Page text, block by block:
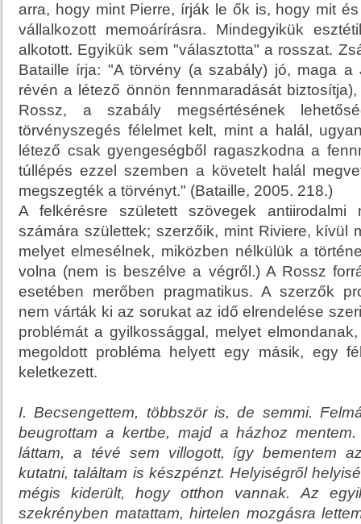
arra, hogy mint Pierre, írják le ők is, hogy mit
vállalkozott memoárírásra. Mindegyikük
alkotott. Egyikük sem "választotta" a rosszat.
Bataille írja: "A törvény (a szabály) jó, maga
révén a létező önnön fennmaradását
Rossz, a szabály megsértésének
törvényszegés félelmet kelt, mint a halál,
létező csak gyengeségből ragaszkodna a
túllépés ezzel szemben a követelt halál
megszegték a törvényt." (Bataille, 2005. 218.)
A felkérésre született szövegek antiirodalmi
számára születtek; szerzőik, mint Riviere, kívül
melyet elmesélnek, miközben nélkülük a
volna (nem is beszélve a végről.) A Rossz
esetében merőben pragmatikus. A szerzők
nem várták ki az sorukat az idő elrendelése
problémát a gyilkossággal, melyet
megoldott probléma helyett egy másik, egy
keletkezett.
I. Becsengettem, többször is, de semmi.
beugrottam a kertbe, majd a házhoz
láttam, a tévé sem villogott, így bementem
kutatni, találtam is készpénzt. Helyiségről
mégis kiderült, hogy otthon vannak. Az
szekrényben matattam, hirtelen mozgásra